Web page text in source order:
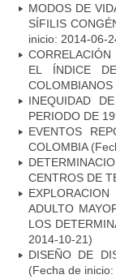
MODOS DE
SÍFILIS
inicio: 2014-06-
EL ÍNDICE DE
INEQUIDAD
PERIODO DE
EVENTOS
COLOMBIA
CENTROS DE
ADULTO
LOS
2014-10-21)
DISEÑO DE
(Fecha de